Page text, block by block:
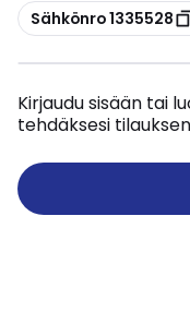
Kopioi
Sähkönro 1335528
Kirjaudu sisään tai
tehdäksesi tilauksen